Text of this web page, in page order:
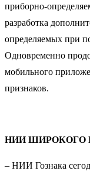
приборно-
разработка
определяемых при
Одновременно
мобильного
признаков.
НИИ ШИРОКОГО
– НИИ Гознака